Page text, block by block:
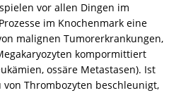
vor allen Dingen im
im Knochenmark eine
malignen Tumorerkrankungen,
kompormittiert
ossäre Metastasen). Ist
Thrombozyten beschleunigt,